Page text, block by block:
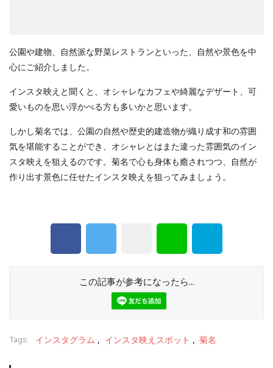
公園や建物、自然派な野菜レストランといった、自然や景色を中
心にご紹介しました。
インスタ映えと聞くと、オシャレなカフェや綺麗なデザート、可
愛いものを思い浮かべる方も多いかと思います。
しかし菊名では、公園の自然や歴史的建造物が織り成す和の雰囲
気を堪能することができ、オシャレとはまた違った雰囲気のイン
スタ映えを狙えるのです。菊名で心も身体も癒されつつ、自然が
作り出す景色に任せたインスタ映えを狙ってみましょう。
この記事が参考になったら...
Tags: インスタグラム インスタ映えスポット 菊名